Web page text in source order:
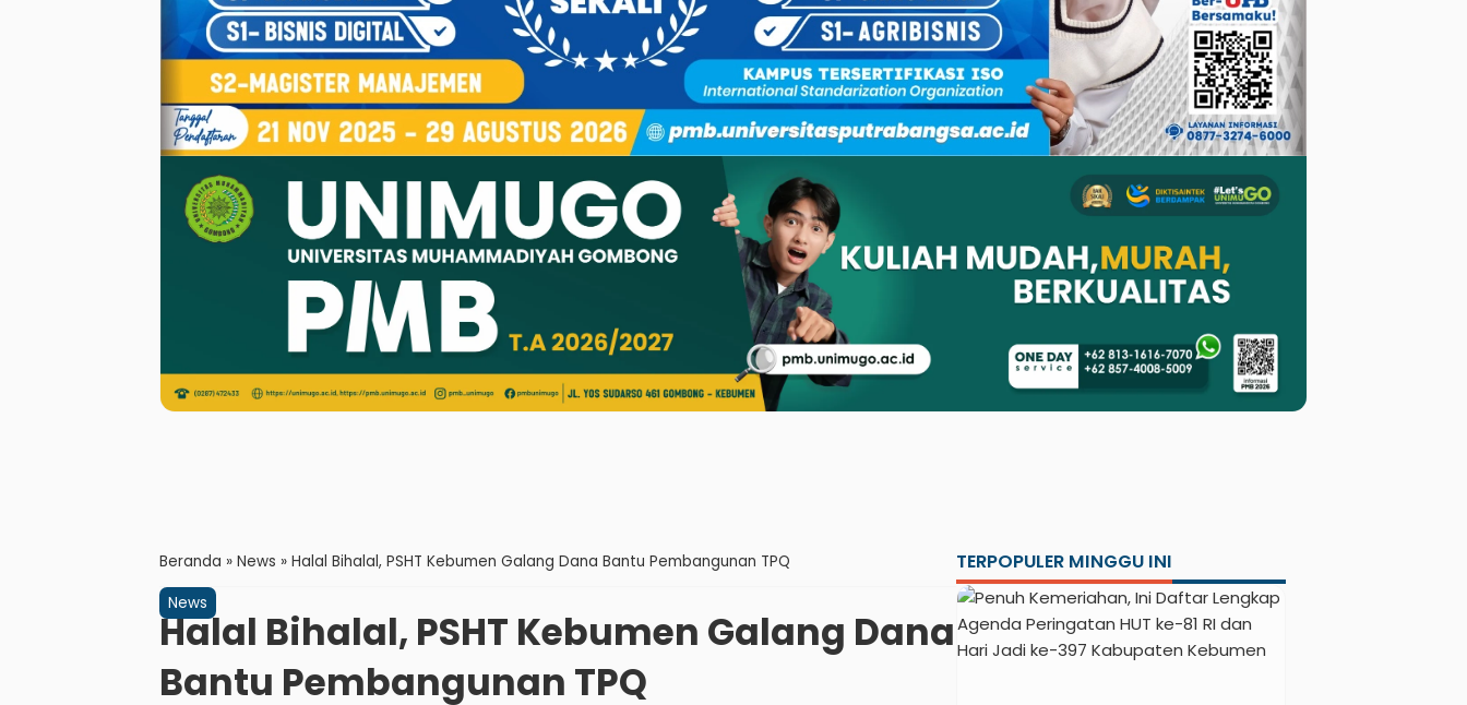
Beranda » News » Halal Bihalal, PSHT Kebumen Galang Dana Bantu Pembangunan TPQ
News
Halal Bihalal, PSHT Kebumen Galang Dana
Bantu Pembangunan TPQ
TERPOPULER MINGGU INI